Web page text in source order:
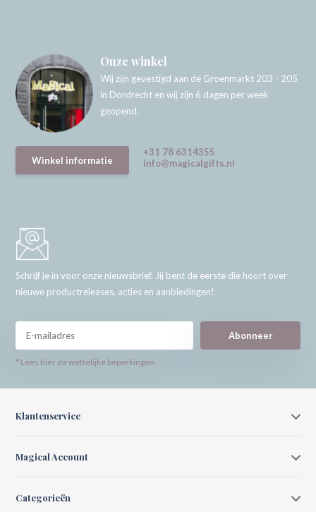
Onze winkel
Wij zijn gevestigd aan de Groenmarkt 203 - 205
in Dordrecht en wij zijn 6 dagen per week
geopend.
Winkel informatie
+31 78 6314355
info@magicalgifts.nl
Schrijf je in voor onze nieuwsbrief. Jij bent de eerste die hoort over
nieuwe productreleases, acties en aanbiedingen!
Abonneer
* Lees hier de wettelijke beperkingen
Klantenservice
Magical Account
Categorieën